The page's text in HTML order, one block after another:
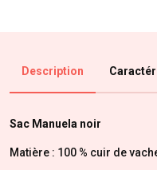
Description
Sac Manuela noir
Matière : 100 % cuir de